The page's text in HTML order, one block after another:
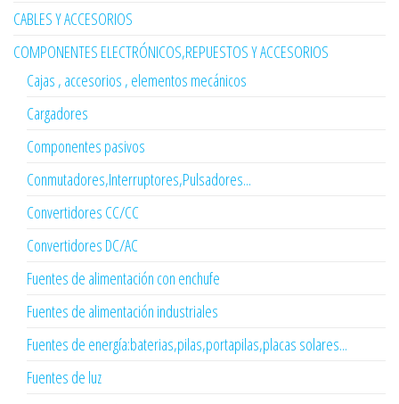
CABLES Y ACCESORIOS
COMPONENTES ELECTRÓNICOS,REPUESTOS Y ACCESORIOS
Cajas , accesorios , elementos mecánicos
Cargadores
Componentes pasivos
Conmutadores,Interruptores,Pulsadores...
Convertidores CC/CC
Convertidores DC/AC
Fuentes de alimentación con enchufe
Fuentes de alimentación industriales
Fuentes de energía:baterias,pilas,portapilas,placas solares...
Fuentes de luz